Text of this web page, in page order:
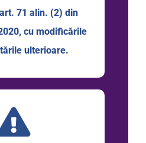
71 alin. (2) din
cu modificările
ulterioare.